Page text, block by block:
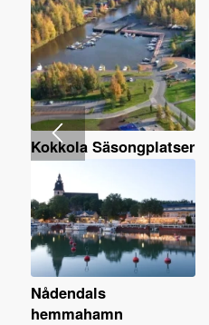
Kokkola Säsongplatser
Nådendals
hemmahamn